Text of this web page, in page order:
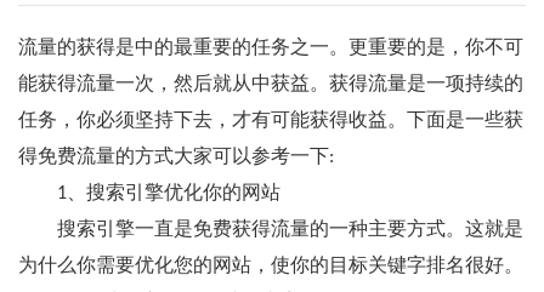
流量的获得是中的最重要的任务之一。更重要的是，你不可
能获得流量一次，然后就从中获益。获得流量是一项持续的
任务，你必须坚持下去，才有可能获得收益。下面是一些获
得免费流量的方式大家可以参考一下:
1、搜索引擎优化你的网站
搜索引擎一直是免费获得流量的一种主要方式。这就是
为什么你需要优化您的网站，使你的目标关键字排名很好。